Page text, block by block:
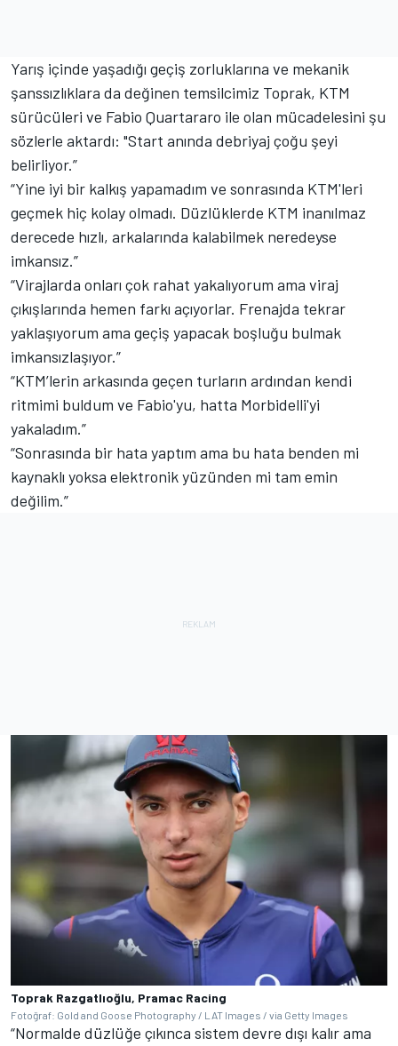
Yarış içinde yaşadığı geçiş zorluklarına ve mekanik
şanssızlıklara da değinen temsilcimiz Toprak, KTM
sürücüleri ve Fabio Quartararo ile olan mücadelesini şu
sözlerle aktardı: "Start anında debriyaj çoğu şeyi
belirliyor.”
“Yine iyi bir kalkış yapamadım ve sonrasında KTM'leri
geçmek hiç kolay olmadı. Düzlüklerde KTM inanılmaz
derecede hızlı, arkalarında kalabilmek neredeyse
imkansız.”
“Virajlarda onları çok rahat yakalıyorum ama viraj
çıkışlarında hemen farkı açıyorlar. Frenajda tekrar
yaklaşıyorum ama geçiş yapacak boşluğu bulmak
imkansızlaşıyor.”
“KTM’lerin arkasında geçen turların ardından kendi
ritmimi buldum ve Fabio'yu, hatta Morbidelli'yi
yakaladım.”
“Sonrasında bir hata yaptım ama bu hata benden mi
kaynaklı yoksa elektronik yüzünden mi tam emin
değilim.”
Toprak Razgatlıoğlu, Pramac Racing
Fotoğraf: Gold and Goose Photography / LAT Images / via Getty Images
“Normalde düzlüğe çıkınca sistem devre dışı kalır ama